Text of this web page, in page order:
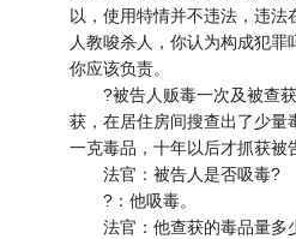
以，使用特情并不违法，违
人教唆杀人，你认为构成犯
你应该负责。
?被告人贩毒一次及被查获
获，在居住房间搜查出了少量
一克毒品，十年以后才抓获被
法官：被告人是否吸毒?
?：他吸毒。
法官：他查获的毒品量多少